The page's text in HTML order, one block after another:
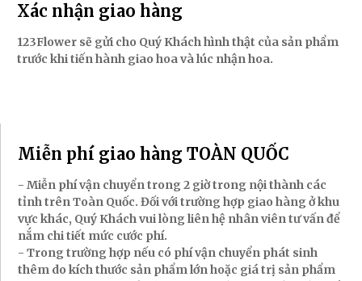
Xác nhận giao hàng
123Flower sẽ gửi cho Quý Khách hình thật của sản phẩm
trước khi tiến hành giao hoa và lúc nhận hoa.
Miễn phí giao hàng TOÀN QUỐC
- Miễn phí vận chuyển trong 2 giờ trong nội thành các
tỉnh trên Toàn Quốc. Đối với trường hợp giao hàng ở khu
vực khác, Quý Khách vui lòng liên hệ nhân viên tư vấn để
nắm chi tiết mức cước phí.
- Trong trường hợp nếu có phí vận chuyển phát sinh
thêm do kích thước sản phẩm lớn hoặc giá trị sản phẩm